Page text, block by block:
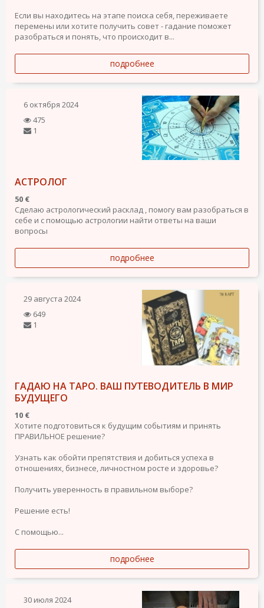
Если вы находитесь на этапе поиска себя, переживаете
перемены или хотите получить совет - гадание поможет
разобраться и понять, что происходит в...
подробнее
6 октября 2024
475
1
АСТРОЛОГ
50 €
Сделаю астрологический расклад , помогу вам разобраться в
себе и с помощью астрологии найти ответы на ваши
вопросы
подробнее
29 августа 2024
649
1
ГАДАЮ НА ТАРО. ВАШ ПУТЕВОДИТЕЛЬ В МИР
БУДУЩЕГО
10 €
Хотите подготовиться к будущим событиям и принять
ПРАВИЛЬНОЕ решение?
Узнать как обойти препятствия и добиться успеха в
отношениях, бизнесе, личностном росте и здоровье?
Получить уверенность в правильном выборе?
Решение есть!
С помощью...
подробнее
30 июля 2024